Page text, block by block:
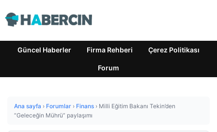
Güncel Haberler Firma Rehberi Çerez Politikası
Forum
Ana sayfa › Forumlar › Finans › Milli Eğitim Bakanı Tekin’den
“Geleceğin Mührü” paylaşımı